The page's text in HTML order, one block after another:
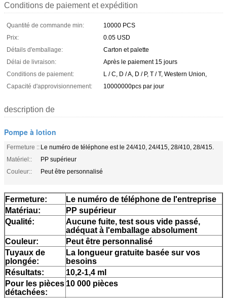
Conditions de paiement et expédition
Quantité de commande min:
10000 PCS
Prix:
0.05 USD
Détails d'emballage:
Carton et palette
Délai de livraison:
Après le paiement 15 jours
Conditions de paiement:
L / C, D / A, D / P, T / T, Western Union,
Capacité d'approvisionnement:
10000000pcs par jour
description de
Pompe à lotion
Fermeture :: Le numéro de téléphone est le 24/410, 24/415, 28/410, 28/415.
Matériel::
PP supérieur
Couleur::
Peut être personnalisé
Fermeture:
Le numéro de téléphone de l'entreprise
Matériau:
PP supérieur
Qualité:
Aucune fuite, test sous vide passé,
adéquat à l'emballage absolument
Couleur:
Peut être personnalisé
Tuyaux de
plongée:
La longueur gratuite basée sur vos
besoins
Résultats:
10,2-1,4 ml
Pour les pièces
détachées:
10 000 pièces